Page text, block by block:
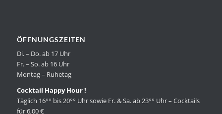
ÖFFNUNGSZEITEN
Di. – Do. ab 17 Uhr
Fr. – So. ab 16 Uhr
Montag – Ruhetag
Cocktail Happy Hour !
Täglich 16°° bis 20°° Uhr sowie Fr. & Sa. ab 23°° Uhr – Cocktails
für 6,00 €